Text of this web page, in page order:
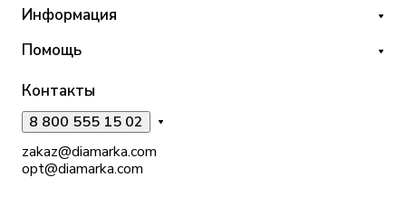
Информация
Помощь
Контакты
8 800 555 15 02
zakaz@diamarka.com
opt@diamarka.com